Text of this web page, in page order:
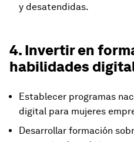
y desatendidas.
4. Invertir en
habilidades
Establecer programas
digital para mujeres
Desarrollar formación